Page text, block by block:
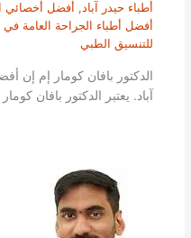
أطباء حيدر آباد, أفضل أخصائي
أفضل أطباء الجراحة العامة في
للتنسيق الطبي
الدكتور بافان كومار إم إن
آباد. يعتبر الدكتور بافان